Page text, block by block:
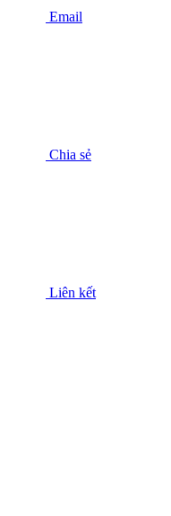
Email
Chia sẻ
Liên kết